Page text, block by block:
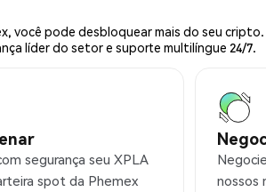
você pode desbloquear mais do seu
líder do setor e suporte multilíngue 24/7.
segurança seu XPLA
spot da Phemex
nossos